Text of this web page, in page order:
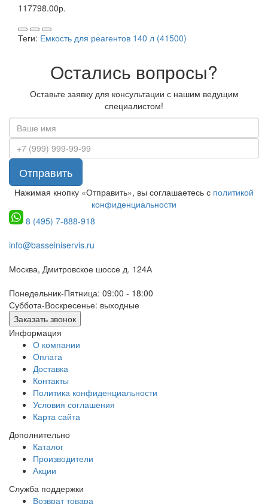
117798.00р.
Теги: Емкость для реагентов 140 л (41500)
Остались вопросы?
Оставьте заявку для консультации с нашим ведущим
специалистом!
Отправить
Нажимая кнопку «Отправить», вы соглашаетесь с политикой
конфиденциальности
8 (495) 7-888-918
info@basseiniservis.ru
Москва, Дмитровское шоссе д. 124А
Понедельник-Пятница: 09:00 - 18:00
Суббота-Воскресенье: выходные
Заказать звонок
Информация
О компании
Оплата
Доставка
Контакты
Политика конфиденциальности
Условия соглашения
Карта сайта
Дополнительно
Каталог
Производители
Акции
Служба поддержки
Возврат товара